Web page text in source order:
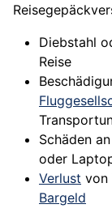
Diebstahl
Reise
Schäden
oder
Verlust von
Bargeld